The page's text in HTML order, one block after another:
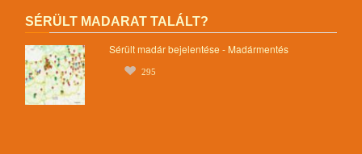
SÉRÜLT MADARAT TALÁLT?
Sérült madár bejelentése - Madármentés
295